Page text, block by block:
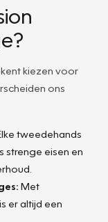
kiezen voor
ons
tweedehands
eisen en
Met
er altijd een